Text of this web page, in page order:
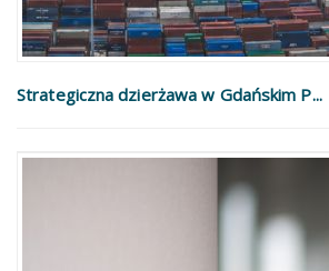
Strategiczna dzierżawa w Gdańskim P...